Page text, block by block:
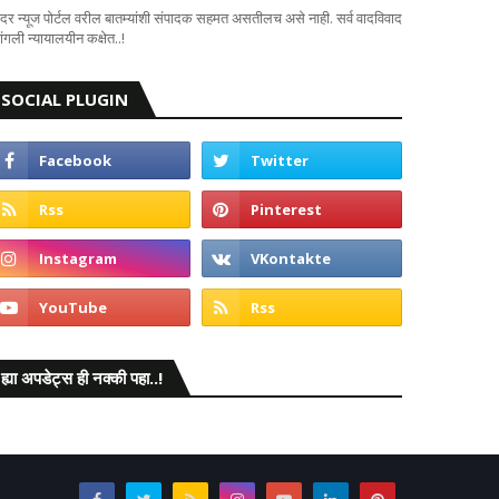
न्यूज पोर्टल वरील बातम्यांशी संपादक सहमत असतीलच असे नाही. सर्व वादविवाद
न्यायालयीन कक्षेत..!
SOCIAL PLUGIN
ह्या अपडेट्स ही नक्की पहा..!